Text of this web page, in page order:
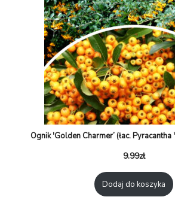
Ognik 'Golden Charmer’ (łac.
9.99zł
Dodaj do koszyka